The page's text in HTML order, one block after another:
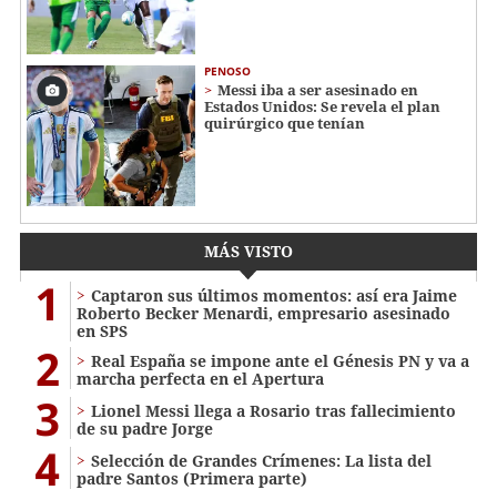
PENOSO
Messi iba a ser asesinado en
Estados Unidos: Se revela el plan
quirúrgico que tenían
MÁS VISTO
1
Captaron sus últimos momentos: así era Jaime
Roberto Becker Menardi​​​, empresario asesinado
en SPS
2
Real España se impone ante el Génesis PN y va a
marcha perfecta en el Apertura
3
Lionel Messi llega a Rosario tras fallecimiento
de su padre Jorge
4
Selección de Grandes Crímenes: La lista del
padre Santos (Primera parte)